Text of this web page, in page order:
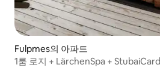
Fulpmes의 아파트
1룸 로지 + LärchenSpa + StubaiCard